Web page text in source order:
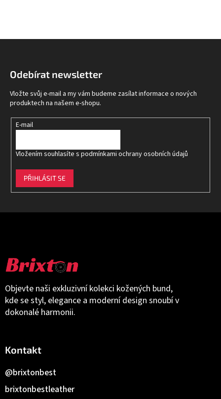
Objevte naši exkluzivní kolekci kožených bund,
kde se styl, elegance a moderní design snoubí v
dokonalé harmonii.
Kontakt
brixtonbestleather
@brixtonbest
Odebírat newsletter
Vložte svůj e-mail a my vám budeme zasílat informace o nových
produktech na našem e-shopu.
E-mail
Vložením souhlasíte s podmínkami ochrany osobních údajů
PŘIHLÁSIT SE